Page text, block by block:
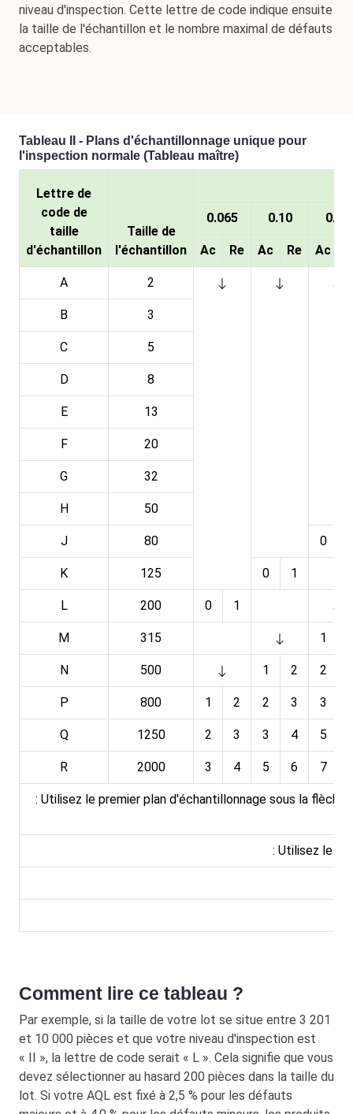
niveau d'inspection. Cette lettre de code indique ensuite
la taille de l'échantillon et le nombre maximal de défauts
acceptables.
Tableau II - Plans d'échantillonnage unique pour
l'inspection normale (Tableau maître)
Lettre de
code de
taille
d'échantillon
Taille de
l'échantillon
0.065 0.10 0.15
Ac Re Ac Re Ac
A 2
B 3
C 5
D 8
E 13
F 20
G 32
H 50
J 80 0
K 125 0 1
L 200 0 1
M 315 1
N 500 1 2 2
P 800 1 2 2 3 3
Q 1250 2 3 3 4 5
R 2000 3 4 5 6 7
: Utilisez le premier plan d'échantillonnage sous la
: Utilisez le
Comment lire ce tableau ?
Par exemple, si la taille de votre lot se situe entre 3 201
et 10 000 pièces et que votre niveau d'inspection est
« II », la lettre de code serait « L ». Cela signifie que vous
devez sélectionner au hasard 200 pièces dans la taille du
lot. Si votre AQL est fixé à 2,5 % pour les défauts